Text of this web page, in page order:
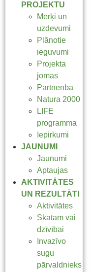
PROJEKTU
Mērķi un
uzdevumi
Plānotie
ieguvumi
Projekta
jomas
Partnerība
Natura 2000
LIFE
programma
Iepirkumi
JAUNUMI
Jaunumi
Aptaujas
AKTIVITĀTES
UN REZULTĀTI
Aktivitātes
Skatam vai
dzīvībai
Invazīvo
sugu
pārvaldnieks